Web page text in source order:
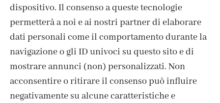
dispositivo. Il consenso a queste tecnologie
permetterà a noi e ai nostri partner di elaborare
dati personali come il comportamento durante la
navigazione o gli ID univoci su questo sito e di
mostrare annunci (non) personalizzati. Non
acconsentire o ritirare il consenso può influire
negativamente su alcune caratteristiche e
ISCRIVITI ALLA NEWSLETTER